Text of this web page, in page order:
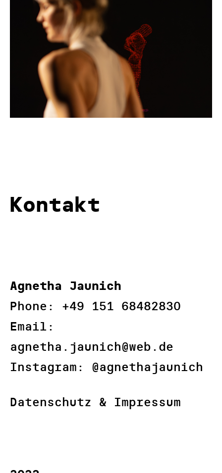
Kontakt
Agnetha Jaunich
Phone: +49 151 68482830‬
Email:
agnetha.jaunich@web.de
Instagram: @agnethajaunich
Datenschutz & Impressum